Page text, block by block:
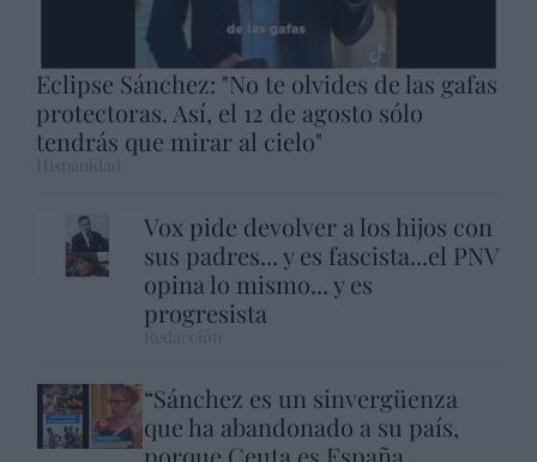
Eclipse Sánchez: "No te olvides de las gafas
protectoras. Así, el 12 de agosto sólo
tendrás que mirar al cielo"
Vox pide devolver a los hijos con
sus padres... y es fascista...el PNV
opina lo mismo... y es
progresista
“Sánchez es un sinvergüenza
que ha abandonado a su país,